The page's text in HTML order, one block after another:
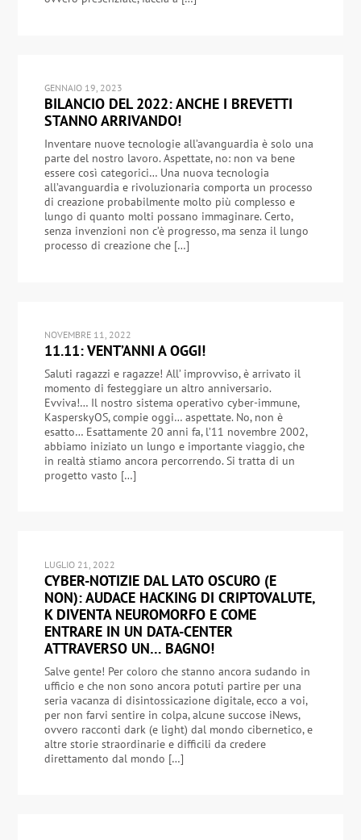
GENNAIO 19, 2023
BILANCIO DEL 2022: ANCHE I BREVETTI
STANNO ARRIVANDO!
Inventare nuove tecnologie all’avanguardia è solo una
parte del nostro lavoro. Aspettate, no: non va bene
essere così categorici… Una nuova tecnologia
all’avanguardia e rivoluzionaria comporta un processo
di creazione probabilmente molto più complesso e
lungo di quanto molti possano immaginare. Certo,
senza invenzioni non c’è progresso, ma senza il lungo
processo di creazione che […]
NOVEMBRE 11, 2022
11.11: VENT’ANNI A OGGI!
Saluti ragazzi e ragazze! All’ improvviso, è arrivato il
momento di festeggiare un altro anniversario.
Evviva!… Il nostro sistema operativo cyber-immune,
KasperskyOS, compie oggi… aspettate. No, non è
esatto… Esattamente 20 anni fa, l’11 novembre 2002,
abbiamo iniziato un lungo e importante viaggio, che
in realtà stiamo ancora percorrendo. Si tratta di un
progetto vasto […]
LUGLIO 21, 2022
CYBER-NOTIZIE DAL LATO OSCURO (E
NON): AUDACE HACKING DI CRIPTOVALUTE,
K DIVENTA NEUROMORFO E COME
ENTRARE IN UN DATA-CENTER
ATTRAVERSO UN… BAGNO!
Salve gente! Per coloro che stanno ancora sudando in
ufficio e che non sono ancora potuti partire per una
seria vacanza di disintossicazione digitale, ecco a voi,
per non farvi sentire in colpa, alcune succose iNews,
ovvero racconti dark (e light) dal mondo cibernetico, e
altre storie straordinarie e difficili da credere
direttamento dal mondo […]